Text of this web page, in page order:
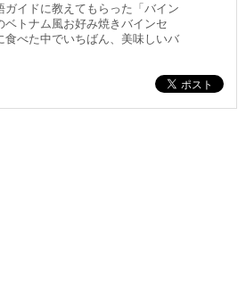
ガイドに教えてもらった「バイン
ベトナム風お好み焼きバインセ
食べた中でいちばん、美味しいバ